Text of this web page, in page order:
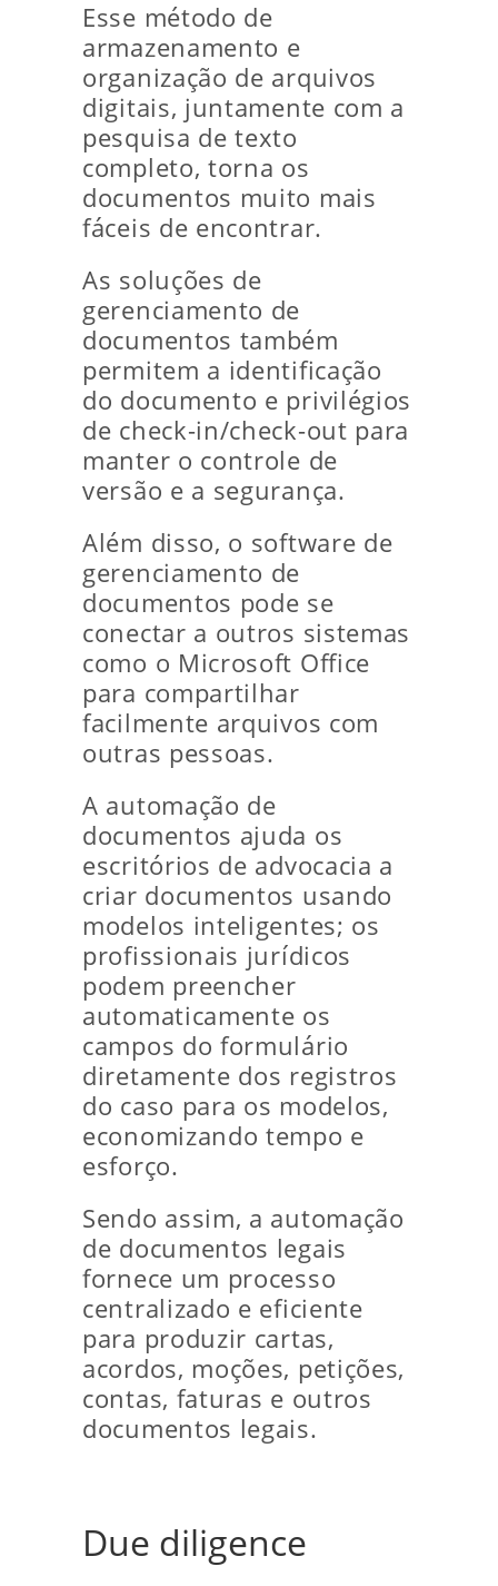
Esse método de
armazenamento e
organização de arquivos
digitais, juntamente com a
pesquisa de texto
completo, torna os
documentos muito mais
fáceis de encontrar.
As soluções de
gerenciamento de
documentos também
permitem a identificação
do documento e privilégios
de check-in/check-out para
manter o controle de
versão e a segurança.
Além disso, o software de
gerenciamento de
documentos pode se
conectar a outros sistemas
como o Microsoft Office
para compartilhar
facilmente arquivos com
outras pessoas.
A automação de
documentos ajuda os
escritórios de advocacia a
criar documentos usando
modelos inteligentes; os
profissionais jurídicos
podem preencher
automaticamente os
campos do formulário
diretamente dos registros
do caso para os modelos,
economizando tempo e
esforço.
Sendo assim, a automação
de documentos legais
fornece um processo
centralizado e eficiente
para produzir cartas,
acordos, moções, petições,
contas, faturas e outros
documentos legais.
Due diligence